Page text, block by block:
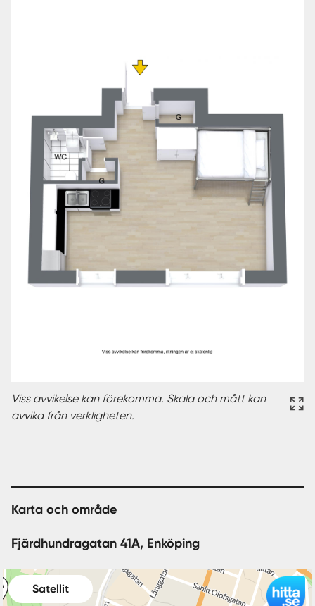
Viss avvikelse kan förekomma. Skala och mått kan
avvika från verkligheten.
Karta och område
Fjärdhundragatan 41A, Enköping
Satellit